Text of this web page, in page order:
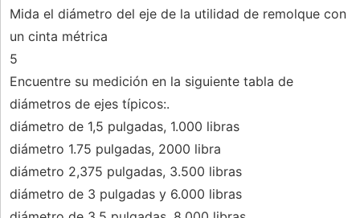
Mida el diámetro del eje de la utilidad de remolque con
un cinta métrica
5
Encuentre su medición en la siguiente tabla de
diámetros de ejes típicos:.
diámetro de 1,5 pulgadas, 1.000 libras
diámetro 1.75 pulgadas, 2000 libra
diámetro 2,375 pulgadas, 3.500 libras
diámetro de 3 pulgadas y 6.000 libras